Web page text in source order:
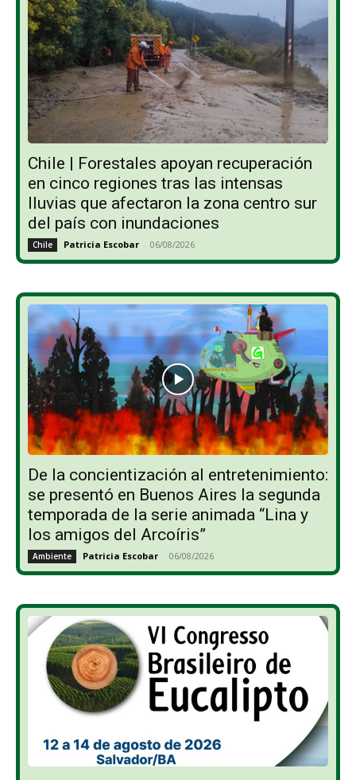
Chile | Forestales apoyan recuperación
en cinco regiones tras las intensas
lluvias que afectaron la zona centro sur
del país con inundaciones
Chile Patricia Escobar - 06/08/2026
De la concientización al entretenimiento:
se presentó en Buenos Aires la segunda
temporada de la serie animada “Lina y
los amigos del Arcoíris”
Ambiente Patricia Escobar - 06/08/2026